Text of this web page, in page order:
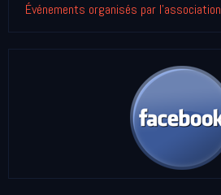
Événements organisés par l'association